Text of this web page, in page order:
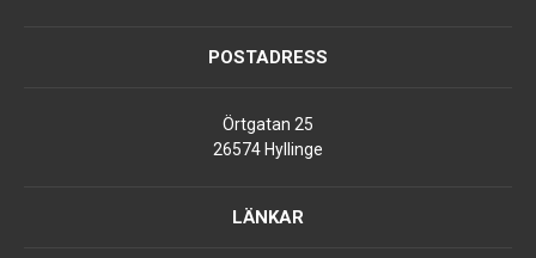
POSTADRESS
Örtgatan 25
26574 Hyllinge
LÄNKAR